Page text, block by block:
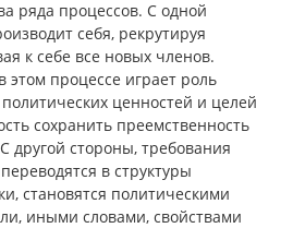
ряда процессов. С одной
себя, рекрутируя
к себе все новых членов.
этом процессе играет роль
ценностей и целей
сохранить преемственность
другой стороны, требования
в структуры
становятся политическими
иными словами, свойствами